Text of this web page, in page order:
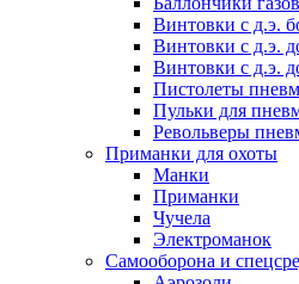
Винтовки с д.э.
Винтовки с д.э.
Винтовки с д.э.
Пистолеты
Пульки для
Револьверы
Приманки для охоты
Манки
Приманки
Чучела
Электроманок
Самооборона и